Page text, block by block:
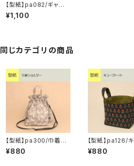
【型紙】pa082/ギャザ
ーバッグ
¥1,100
同じカテゴリの商品
【型紙】pa300/巾着シ
ョルダー
¥880
【型紙】pa126/
トート
¥880